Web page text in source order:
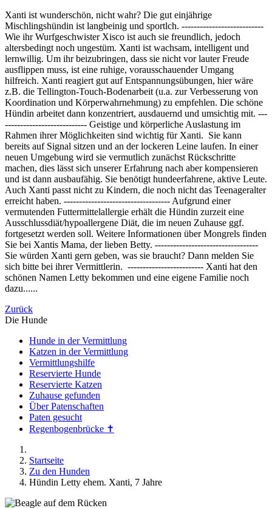
Xanti ist wunderschön, nicht wahr? Die gut einjährige
Mischlingshündin ist langbeinig und sportlch. ---------------------------
Wie ihr Wurfgeschwister Xisco ist auch sie freundlich, jedoch
altersbedingt noch ungestüm. Xanti ist wachsam, intelligent und
lernwillig. Um ihr beizubringen, dass sie nicht vor lauter Freude
ausflippen muss, ist eine ruhige, vorausschauender Umgang
hilfreich. Xanti reagiert gut auf Entspannungsübungen, hier wäre
z.B. die Tellington-Touch-Bodenarbeit (u.a. zur Verbesserung von
Koordination und Körperwahrnehmung) zu empfehlen. Die schöne
Hündin arbeitet dann konzentriert, ausdauernd und umsichtig mit. ---
--------------------------- Geistige und körperliche Auslastung im
Rahmen ihrer Möglichkeiten sind wichtig für Xanti. Sie kann
bereits auf Signal sitzen und an der lockeren Leine laufen. In einer
neuen Umgebung wird sie vermutlich zunächst Rückschritte
machen, dies lässt sich unserer Erfahrung nach aber kompensieren
und ist dann ausbaufähig. Sie benötigt hundeerfahrene, aktive Leute.
Auch Xanti passt nicht zu Kindern, die noch nicht das Teenageralter
erreicht haben. ----------------------------------- Aufgrund einer
vermutenden Futtermittelallergie erhält die Hündin zurzeit eine
Ausschlussdiät/hypoallergene Diät, die im neuen Zuhause ggf.
fortgesetzt werden soll. Weitere Informationen über Mongrels finden
Sie bei Xantis Mama, der lieben Betty. ----------------------------------
Sie würden Xanti gern geben, was sie braucht? Dann melden Sie
sich bitte bei ihrer Vermittlerin. ------------------------- Xanti hat den
schönen Namen Letty bekommen und eine eigene Familie noch
dazu......
Zurück
Die Hunde
Hunde in der Vermittlung
Katzen in der Vermittlung
Vermittlungshilfe
Reservierte Hunde
Reservierte Katzen
Zuhause gefunden
Über Patenschaften
Paten gesucht
Regenbogenbrücke ✝
Startseite
Zu den Hunden
Hündin Letty ehem. Xanti, 7 Jahre